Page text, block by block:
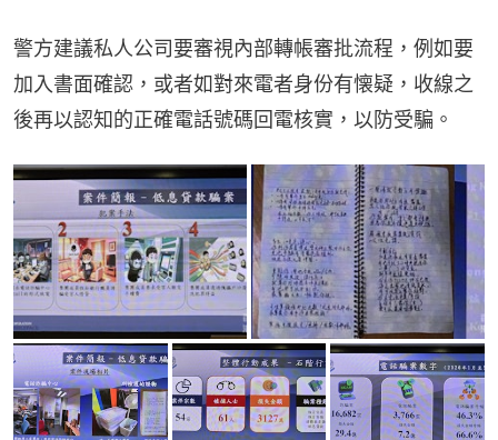
警方建議私人公司要審視內部轉帳審批流程，例如要
加入書面確認，或者如對來電者身份有懐疑，收線之
後再以認知的正確電話號碼回電核實，以防受騙。